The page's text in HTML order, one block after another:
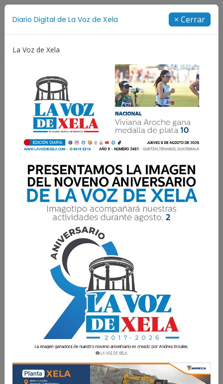
Diario Digital de La Voz de Xela × Cerrar
La Voz de Xela
¡Aleluya, el Señor ha
resucitado!
P. Orlando Pérez 4 Abril 2026 19:00